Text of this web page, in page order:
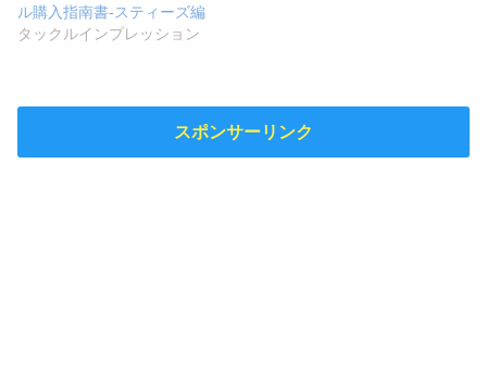
ル購入指南書‐スティーズ編
タックルインプレッション
スポンサーリンク